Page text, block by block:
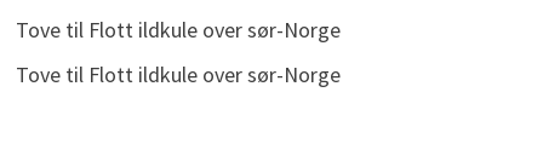
Tovetil Flott ildkule over sør-Norge
Tovetil Flott ildkule over sør-Norge